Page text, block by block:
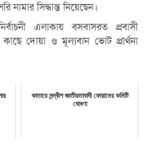
নামার সিদ্ধান্ত নিয়েছেন।
এলাকায় বসবাসরত প্রবাসী
দোয়া ও মূল্যবান ভোট প্রার্থনা
কাতারে সন্দ্বীপ জাতীয়তাবাদী ফোরামের কমিটি
ঘোষণা